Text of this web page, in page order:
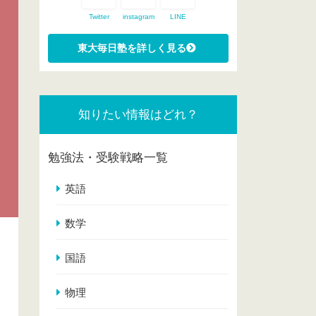
Twitter instagram LINE
知りたい情報はどれ？
勉強法・受験戦略一覧
英語
数学
国語
物理